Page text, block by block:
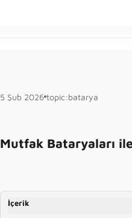
5 Şub 2026 topic:batarya
Mutfak Bataryaları
İçerik